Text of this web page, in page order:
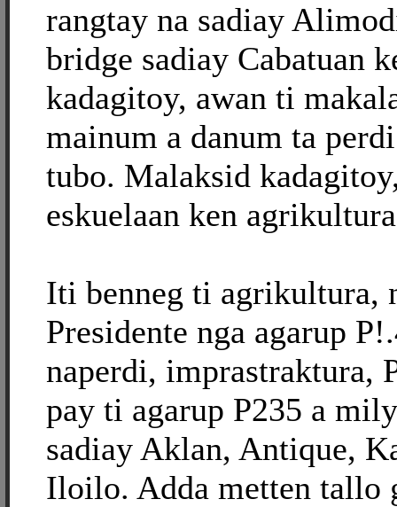
rangtay na sadiay
bridge sadiay Cabatuan
kadagitoy, awan ti
mainum a danum ta
tubo. Malaksid
eskuelaan ken
Iti benneg ti agrikultura,
Presidente nga agarup
naperdi, imprastraktura,
pay ti agarup P235 a
sadiay Aklan, Antique,
Iloilo. Adda metten tallo